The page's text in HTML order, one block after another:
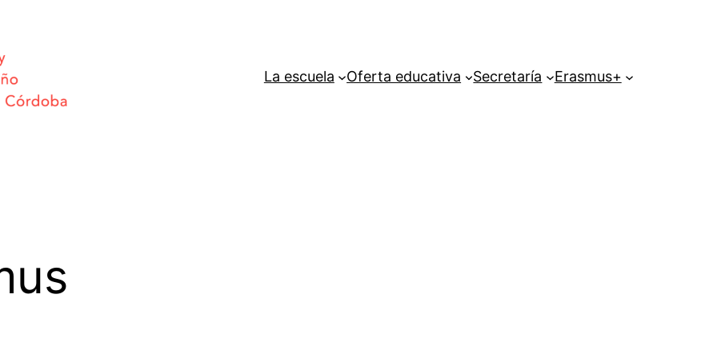
La escuela
Oferta educativa Secretaría Erasmus+